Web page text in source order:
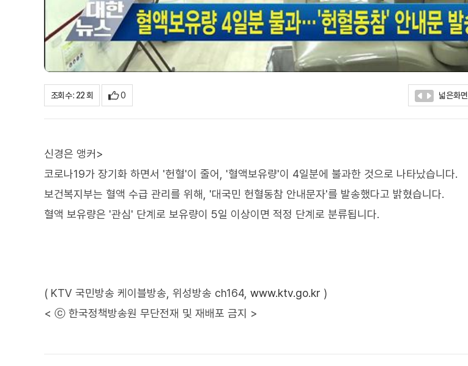
조회수 : 22 회 0 넓은화면
신경은 앵커>
코로나19가 장기화 하면서 '헌혈'이 줄어, '혈액보유량'이 4일분에 불과한 것으로 나타났습니다.
보건복지부는 혈액 수급 관리를 위해, '대국민 헌혈동참 안내문자'를 발송했다고 밝혔습니다.
혈액 보유량은 '관심' 단계로 보유량이 5일 이상이면 적정 단계로 분류됩니다.
( KTV 국민방송 케이블방송, 위성방송 ch164, www.ktv.go.kr )
< ⓒ 한국정책방송원 무단전재 및 재배포 금지 >